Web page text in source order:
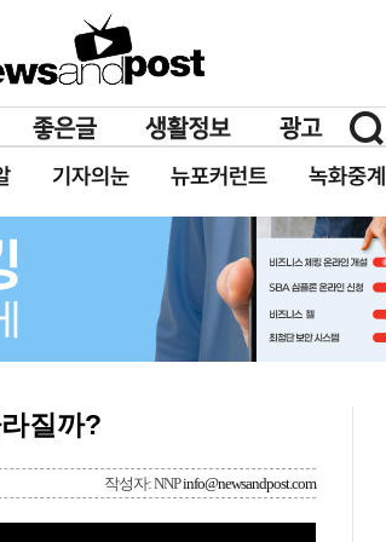
기자의눈 뉴포커런트 녹화중계
질까?
작성자: NNPinfo@newsandpost.com